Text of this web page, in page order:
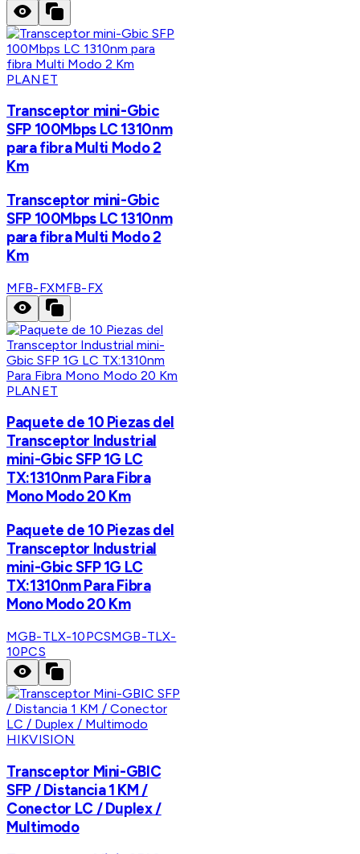
PLANET
Transceptor mini-Gbic
SFP 100Mbps LC 1310nm
para fibra Multi Modo 2
Km
Transceptor mini-Gbic
SFP 100Mbps LC 1310nm
para fibra Multi Modo 2
Km
MFB-FXMFB-FX
PLANET
Paquete de 10 Piezas del
Transceptor Industrial
mini-Gbic SFP 1G LC
TX:1310nm Para Fibra
Mono Modo 20 Km
Paquete de 10 Piezas del
Transceptor Industrial
mini-Gbic SFP 1G LC
TX:1310nm Para Fibra
Mono Modo 20 Km
MGB-TLX-10PCSMGB-TLX-
10PCS
HIKVISION
Transceptor Mini-GBIC
SFP / Distancia 1 KM /
Conector LC / Duplex /
Multimodo